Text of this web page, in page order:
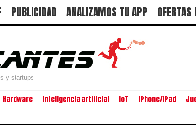
PUBLICIDAD ANALIZAMOS TU APP
y startups
Hardware inteligencia artificial IoT iPhone/iPad